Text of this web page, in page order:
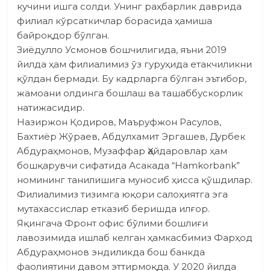
кучини ишга солди. Унинг раҳбарлик даврида
филиал кўрсаткичлар борасида ҳамиша
байроқдор бўлган.
Зиёдулло Усмонов бошчилигида, яъни 2019
йилда ҳам филиалимиз ўз гуруҳида етакчиликни
қўлдан бермади. Бу кадрларга бўлган эътибор,
жамоани олдинга бошлаш ва ташаббускорлик
натижасидир.
Назиржон Қодиров, Маъруфжон Расулов,
Бахтиёр Жўраев, Абдулхамит Эргашев, Дурбек
Абдураҳмонов, Музаффар Ҳайда­ров­лар ҳам
бошқарувчи сифатида Асакада “Hamkorbank”
номининг танилишига муносиб ҳисса қўшдилар.
Филиалимиз тизимга юқори салоҳиятга эга
мутахассислар етказиб беришда илғор.
Яқингача Фронт офис бўлими бошлиғи
лавозимида ишлаб келган ҳамкасбимиз Фарҳод
Абдураҳмонов эндиликда бош банкда
фаолиятини давом эттирмоқда. У 2020 йилда